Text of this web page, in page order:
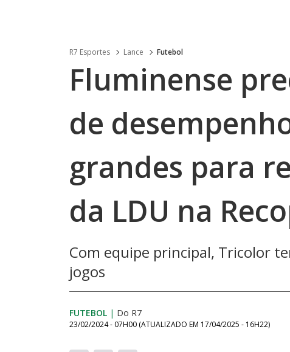
R7 Esportes Lance Futebol
Fluminense
de
grandes para
da LDU na
Com equipe principal, Tricolor
jogos
FUTEBOL | Do R7
23/02/2024 - 07H00 (ATUALIZADO EM 17/04/2025 - 16H22)